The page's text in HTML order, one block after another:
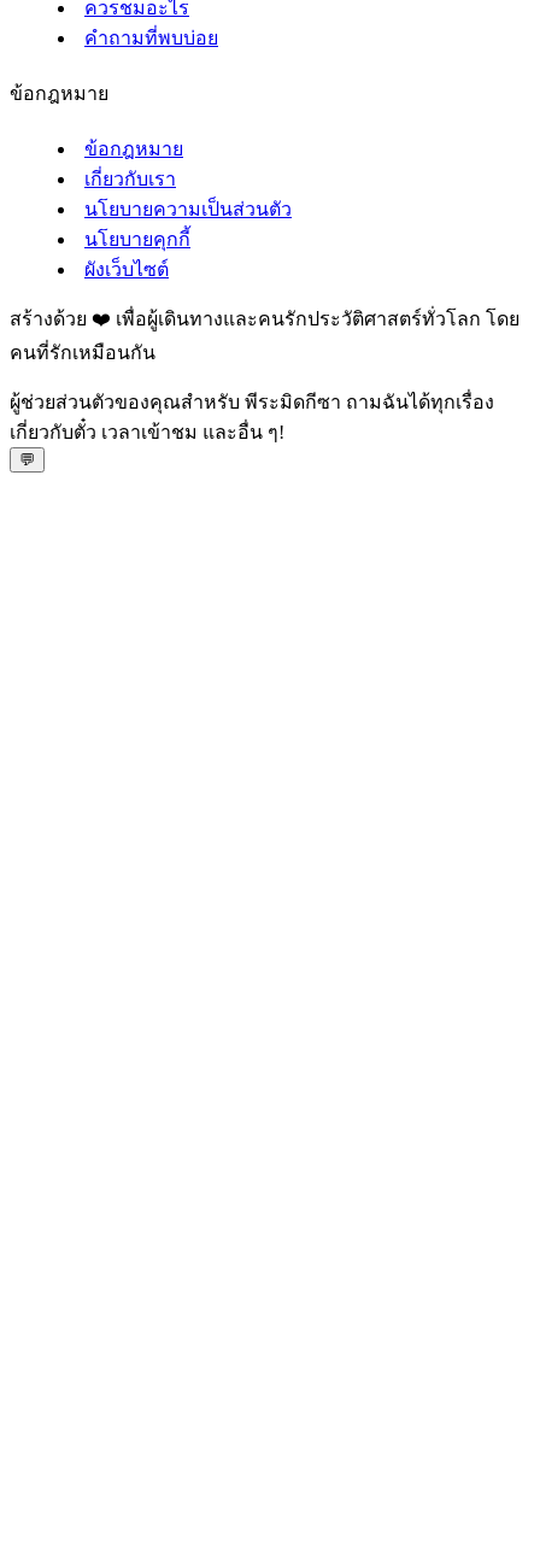
ควรชมอะไร
คำถามที่พบบ่อย
ข้อกฎหมาย
ข้อกฎหมาย
เกี่ยวกับเรา
นโยบายความเป็นส่วนตัว
นโยบายคุกกี้
ผังเว็บไซต์
สร้างด้วย ❤️ เพื่อผู้เดินทางและคนรักประวัติศาสตร์ทั่วโลก โดย
คนที่รักเหมือนกัน
ผู้ช่วยส่วนตัวของคุณสำหรับ พีระมิดกีซา ถามฉันได้ทุกเรื่อง
เกี่ยวกับตั๋ว เวลาเข้าชม และอื่น ๆ!
💬